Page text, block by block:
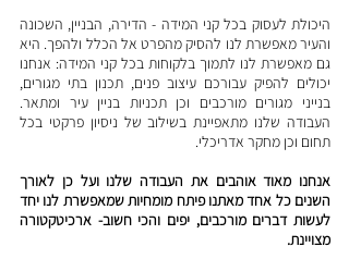
היכולת לעסוק בכל קני המידה - הדירה, הבניין, השכונה
והעיר מאפשרת לנו להסיק מהפרט אל הכלל ולהפך. היא
גם מאפשרת לנו לתמוך בלקוחות בכל קני המידה: אנחנו
יכולים להפיק עבורכם עיצוב פנים, תכנון בתי מגורים,
בנייני מגורים מורכבים וכן תכניות בניין עיר ומתאר.
העבודה שלנו מתאפיינת בשילוב של ניסיון פרקטי בכל
תחום וכן מחקר אדריכלי.
אנחנו מאוד אוהבים את העבודה שלנו ועל כן לאורך
השנים כל אחד מאתנו פיתח מומחיות שמאפשרת לנו יחד
לעשות דברים מורכבים, יפים והכי חשוב- ארכיטקטורה
מצויינת.